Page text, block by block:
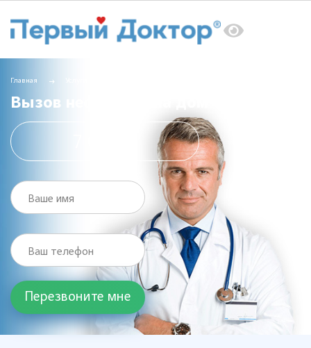
Главная
Вызов нефролога на дом
Ваше имя
Ваш телефон